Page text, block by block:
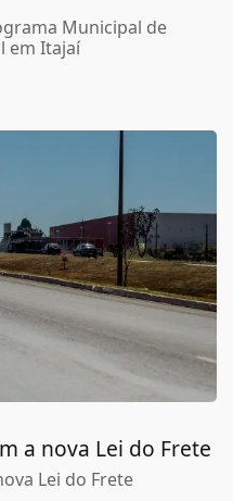
Municipal de
em Itajaí
a nova Lei do Frete
Lei do Frete